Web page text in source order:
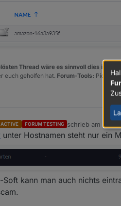
Thread wäre es sinnvoll dies in
euch geholfen hat. Forum-Tools: PicPick
FORUM TESTING schrieb am 29.
zuletzt editiert
unter Hostnamen steht nur ein
Soft kann man auch nichts